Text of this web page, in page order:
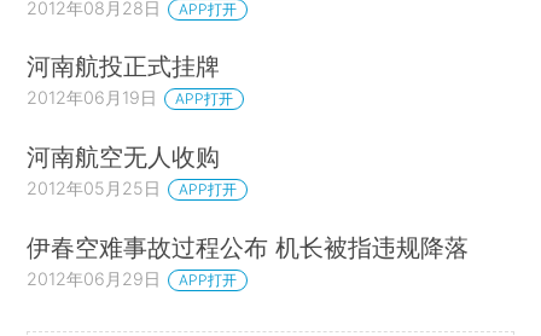
2012年08月28日 APP打开
河南航投正式挂牌
2012年06月19日 APP打开
河南航空无人收购
2012年05月25日 APP打开
伊春空难事故过程公布 机长被指违规降落
2012年06月29日 APP打开